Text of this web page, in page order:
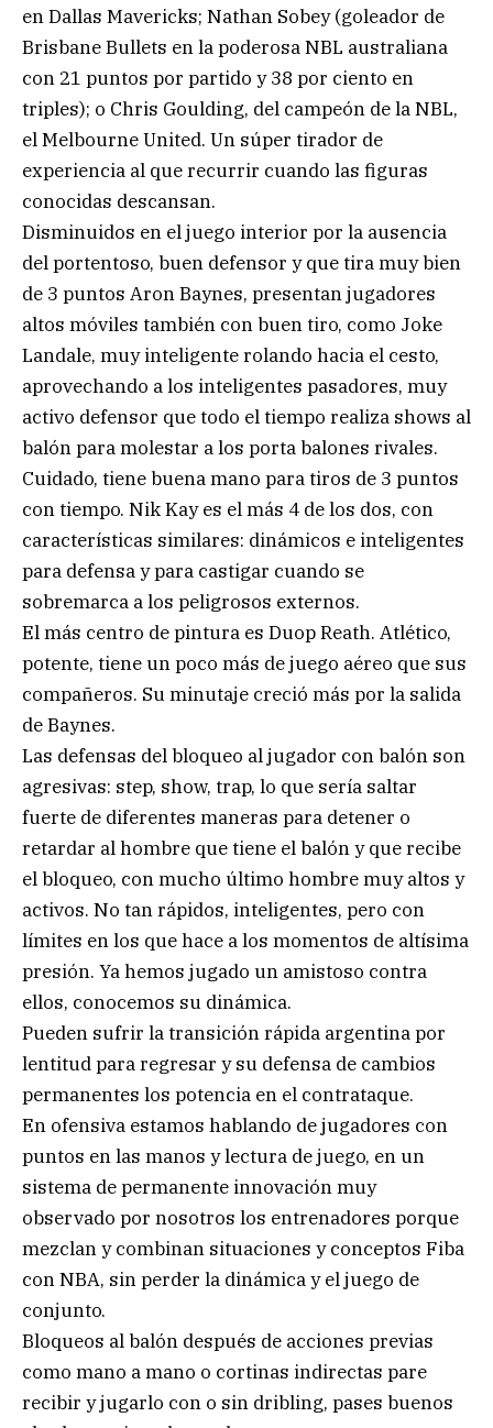
en Dallas Mavericks; Nathan Sobey (goleador de
Brisbane Bullets en la poderosa NBL australiana
con 21 puntos por partido y 38 por ciento en
triples); o Chris Goulding, del campeón de la NBL,
el Melbourne United. Un súper tirador de
experiencia al que recurrir cuando las figuras
conocidas descansan.
Disminuidos en el juego interior por la ausencia
del portentoso, buen defensor y que tira muy bien
de 3 puntos Aron Baynes, presentan jugadores
altos móviles también con buen tiro, como Joke
Landale, muy inteligente rolando hacia el cesto,
aprovechando a los inteligentes pasadores, muy
activo defensor que todo el tiempo realiza shows al
balón para molestar a los porta balones rivales.
Cuidado, tiene buena mano para tiros de 3 puntos
con tiempo. Nik Kay es el más 4 de los dos, con
características similares: dinámicos e inteligentes
para defensa y para castigar cuando se
sobremarca a los peligrosos externos.
El más centro de pintura es Duop Reath. Atlético,
potente, tiene un poco más de juego aéreo que sus
compañeros. Su minutaje creció más por la salida
de Baynes.
Las defensas del bloqueo al jugador con balón son
agresivas: step, show, trap, lo que sería saltar
fuerte de diferentes maneras para detener o
retardar al hombre que tiene el balón y que recibe
el bloqueo, con mucho último hombre muy altos y
activos. No tan rápidos, inteligentes, pero con
límites en los que hace a los momentos de altísima
presión. Ya hemos jugado un amistoso contra
ellos, conocemos su dinámica.
Pueden sufrir la transición rápida argentina por
lentitud para regresar y su defensa de cambios
permanentes los potencia en el contrataque.
En ofensiva estamos hablando de jugadores con
puntos en las manos y lectura de juego, en un
sistema de permanente innovación muy
observado por nosotros los entrenadores porque
mezclan y combinan situaciones y conceptos Fiba
con NBA, sin perder la dinámica y el juego de
conjunto.
Bloqueos al balón después de acciones previas
como mano a mano o cortinas indirectas pare
recibir y jugarlo con o sin dribling, pases buenos